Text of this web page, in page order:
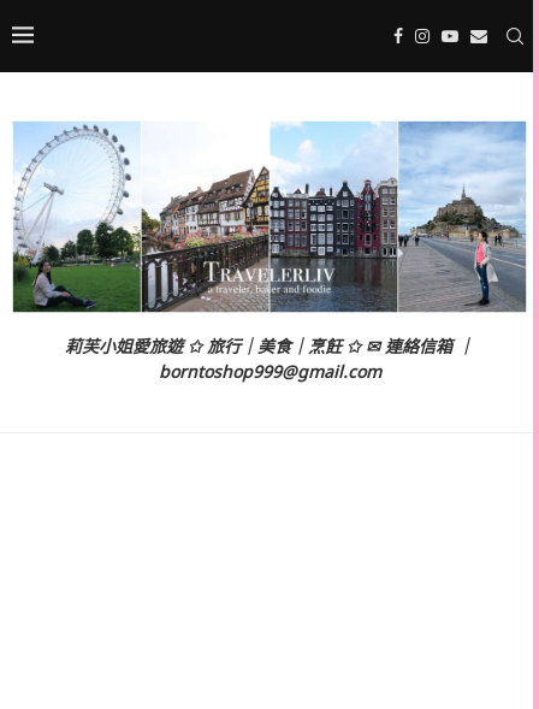
莉芙小姐愛旅遊 ✩ 旅行｜美食｜烹飪 ✩ ✉ 連絡信箱 ｜
borntoshop999@gmail.com